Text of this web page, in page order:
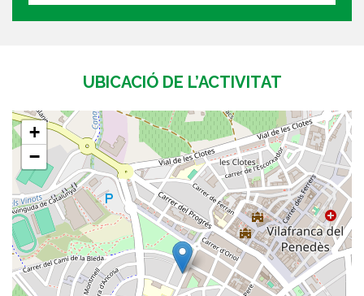
UBICACIÓ DE L’ACTIVITAT
+
−